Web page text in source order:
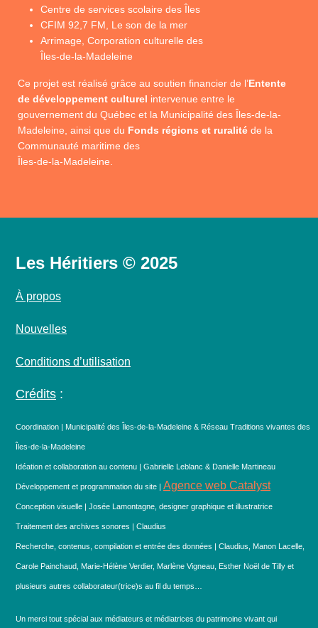
Centre de services scolaire des Îles
CFIM 92,7 FM, Le son de la mer
Arrimage, Corporation culturelle des
Îles-de-la-Madeleine
Ce projet est réalisé grâce au soutien financier de l’Entente
de développement culturel intervenue entre le
gouvernement du Québec et la Municipalité des Îles-de-la-
Madeleine, ainsi que du Fonds régions et ruralité de la
Communauté maritime des
Îles-de-la-Madeleine.
Les Héritiers © 2025
À propos
Nouvelles
Conditions d’utilisation
Crédits :
Coordination | Municipalité des Îles-de-la-Madeleine & Réseau Traditions vivantes des
Îles-de-la-Madeleine
Idéation et collaboration au contenu | Gabrielle Leblanc & Danielle Martineau
Développement et programmation du site | Agence web Catalyst
Conception visuelle | Josée Lamontagne, designer graphique et illustratrice
Traitement des archives sonores | Claudius
Recherche, contenus, compilation et entrée des données | Claudius, Manon Lacelle,
Carole Painchaud, Marie-Hélène Verdier, Marlène Vigneau, Esther Noël de Tilly et
plusieurs autres collaborateur(trice)s au fil du temps…
Un merci tout spécial aux médiateurs et médiatrices du patrimoine vivant qui